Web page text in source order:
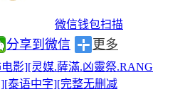
微信钱包扫描
分享到微信 更多
影][灵媒.薩滿.凶靈祭.RANG
泰语中字][完整无删减